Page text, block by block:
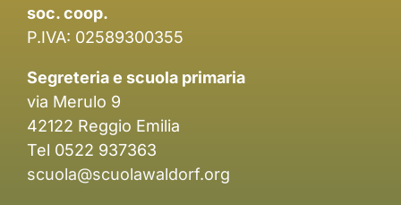
soc. coop.
P.IVA: 02589300355
Segreteria e scuola primaria
via Merulo 9
42122 Reggio Emilia
Tel 0522 937363
scuola@scuolawaldorf.org